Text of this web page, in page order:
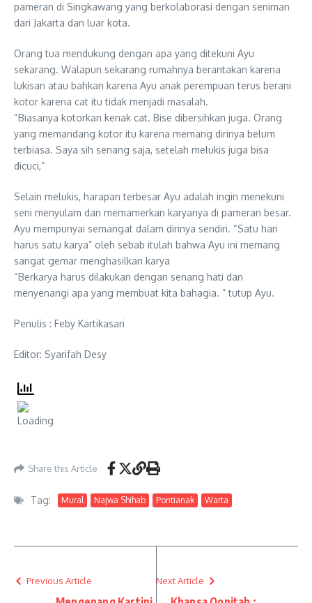
pameran di Singkawang yang berkolaborasi dengan seniman
dari Jakarta dan luar kota.
Orang tua mendukung dengan apa yang ditekuni Ayu
sekarang. Walapun sekarang rumahnya berantakan karena
lukisan atau bahkan karena Ayu anak perempuan terus berani
kotor karena cat itu tidak menjadi masalah.
“Biasanya kotorkan kenak cat. Bise dibersihkan juga. Orang
yang memandang kotor itu karena memang dirinya belum
terbiasa. Saya sih senang saja, setelah melukis juga bisa
dicuci,”
Selain melukis, harapan terbesar Ayu adalah ingin menekuni
seni menyulam dan memamerkan karyanya di pameran besar.
Ayu mempunyai semangat dalam dirinya sendiri. “Satu hari
harus satu karya” oleh sebab itulah bahwa Ayu ini memang
sangat gemar menghasilkan karya
“Berkarya harus dilakukan dengan senang hati dan
menyenangi apa yang membuat kita bahagia. ” tutup Ayu.
Penulis : Feby Kartikasari
Editor: Syarifah Desy
Share this Article
Tag: Mural Najwa Shihab Pontianak Warta
Previous Article Next Article